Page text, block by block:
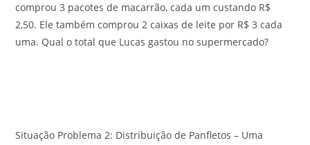
comprou 3 pacotes de macarrão, cada um custando R$
2,50. Ele também comprou 2 caixas de leite por R$ 3 cada
uma. Qual o total que Lucas gastou no supermercado?
Situação Problema 2: Distribuição de Panfletos – Uma